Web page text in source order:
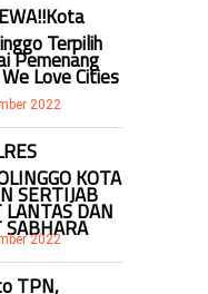
Terpilih
Pemenang
Love Cities
2022
KOTA
SERTIJAB
LANTAS DAN
SABHARA
2022
TPN,